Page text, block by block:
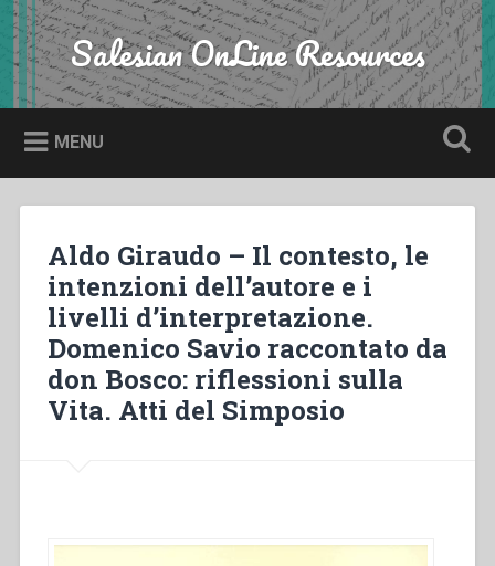
Skip
to
content
Search Salesian OnLine Resources
MENU
Aldo Giraudo – Il contesto, le
intenzioni dell’autore e i
livelli d’interpretazione.
Domenico Savio raccontato da
don Bosco: riflessioni sulla
Vita. Atti del Simposio